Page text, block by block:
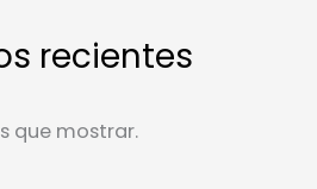
recientes
que mostrar.